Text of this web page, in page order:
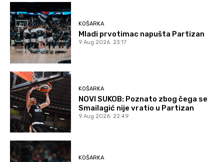
KOŠARKA
Mladi prvotimac napušta Partizan
9 Aug 2026. 23:17
KOŠARKA
NOVI SUKOB: Poznato zbog čega se
Smailagić nije vratio u Partizan
9 Aug 2026. 22:49
KOŠARKA